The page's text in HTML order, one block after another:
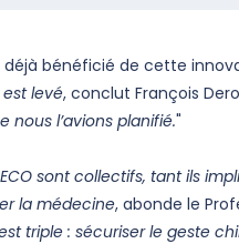
bénéficié de cette
levé, conclut François
l’avions planifié."
sont collectifs, tant ils
la médecine, abonde le
triple : sécuriser le geste